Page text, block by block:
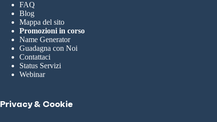
FAQ
Blog
Mappa del sito
Promozioni in corso
Name Generator
Guadagna con Noi
Contattaci
Status Servizi
Webinar
Privacy & Cookie